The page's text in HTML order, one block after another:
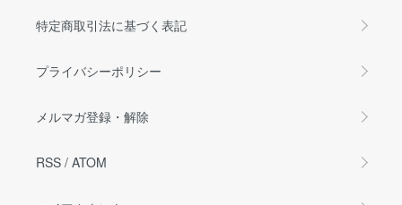
特定商取引法に基づく表記
プライバシーポリシー
メルマガ登録・解除
RSS / ATOM